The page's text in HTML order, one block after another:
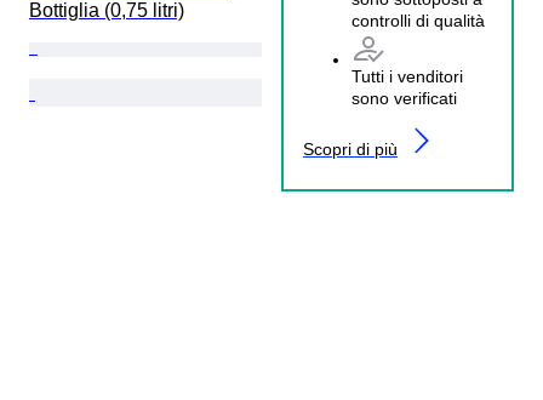
controlli di qualità
Tutti i venditori
sono verificati
Scopri di più
Bottiglia (0,75 litri)